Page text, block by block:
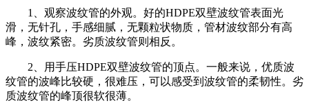
1、观察波纹管的外观。好的HDPE双壁波纹管表面光
滑，无针孔，手感细腻，无颗粒状物质，管材波纹部分有高
峰，波纹紧密。劣质波纹管则相反。
2、用手压HDPE双壁波纹管的顶点。一般来说，优质波
纹管的波峰比较硬，很难压，可以感受到波纹管的柔韧性。劣
质波纹管的峰顶很软很薄。